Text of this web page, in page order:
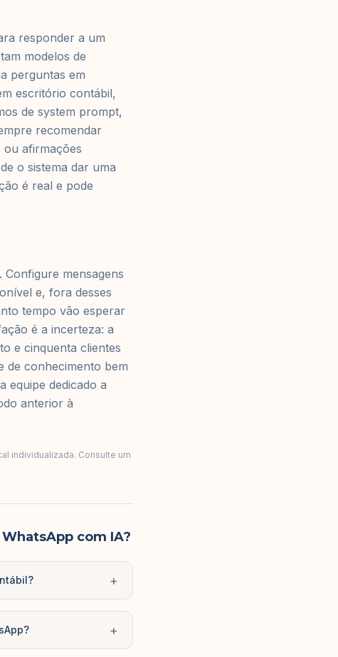
responder a um
modelos de
perguntas em
escritório contábil,
de system prompt,
recomendar
afirmações
o sistema dar uma
é real e pode
mensagens
e, fora desses
tempo vão esperar
é a incerteza: a
e cinquenta clientes
de conhecimento bem
equipe dedicado a
anterior à
individualizada. Consulte um
com IA?
+
+